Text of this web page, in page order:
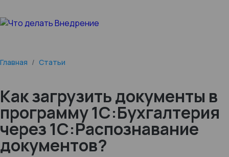
Главная / Статьи
Как загрузить документы в
программу 1С:Бухгалтерия
через 1С:Распознавание
документов?